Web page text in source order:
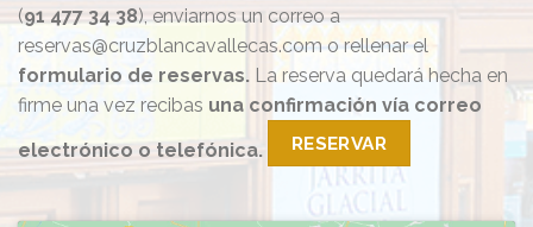
(91 477 34 38), enviarnos un correo a
reservas@cruzblancavallecas.com o rellenar el
formulario de reservas. La reserva quedará hecha en
firme una vez recibas una confirmación vía correo
electrónico o telefónica. RESERVAR